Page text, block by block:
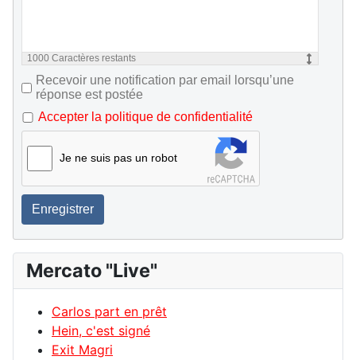
1000 Caractères restants
Recevoir une notification par email lorsqu’une
réponse est postée
Accepter la politique de confidentialité
Je ne suis pas un robot
Enregistrer
Mercato "Live"
Carlos part en prêt
Hein, c'est signé
Exit Magri